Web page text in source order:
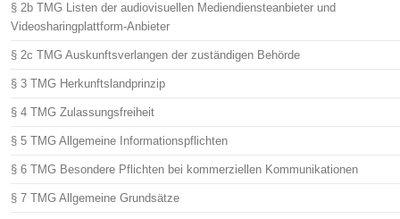
§ 2b TMG Listen der audiovisuellen Mediendiensteanbieter und
Videosharingplattform-Anbieter
§ 2c TMG Auskunftsverlangen der zuständigen Behörde
§ 3 TMG Herkunftslandprinzip
§ 4 TMG Zulassungsfreiheit
§ 5 TMG Allgemeine Informationspflichten
§ 6 TMG Besondere Pflichten bei kommerziellen Kommunikationen
§ 7 TMG Allgemeine Grundsätze